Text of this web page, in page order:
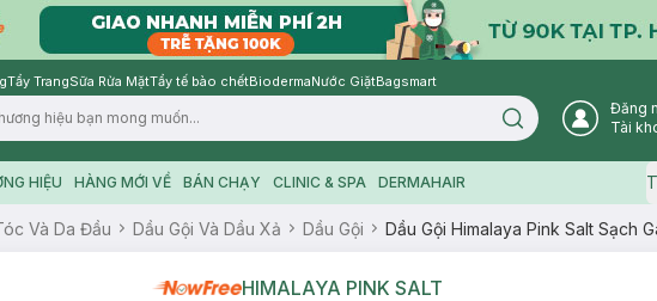
Tẩy TrangSữa Rửa MặtTẩy tế bào chếtBiodermaNước GiặtBagsmart
Search icon
Đăng
Tài
HIỆU HÀNG MỚI VỀ BÁN CHẠY CLINIC & SPA DERMAHAIR
Và Da Đầu Dầu Gội Và Dầu Xả Dầu Gội Dầu Gội Himalaya Pink Salt Sạch
HIMALAYA PINK SALT